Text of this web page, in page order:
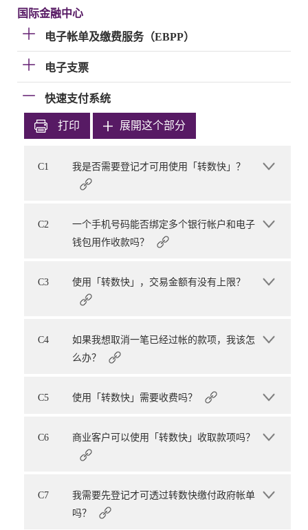
国际金融中心
电子帐单及缴费服务（EBPP）
电子支票
快速支付系统
打印 展開这个部分
C1 我是否需要登记才可用使用「转数快」？
C2
一个手机号码能否绑定多个银行帐户和电子
钱包用作收款吗？
C3 使用「转数快」，交易金额有没有上限？
C4
如果我想取消一笔已经过帐的款项，我该怎
么办？
C5 使用「转数快」需要收费吗？
C6 商业客户可以使用「转数快」收取款项吗？
C7
我需要先登记才可透过转数快缴付政府帐单
吗？